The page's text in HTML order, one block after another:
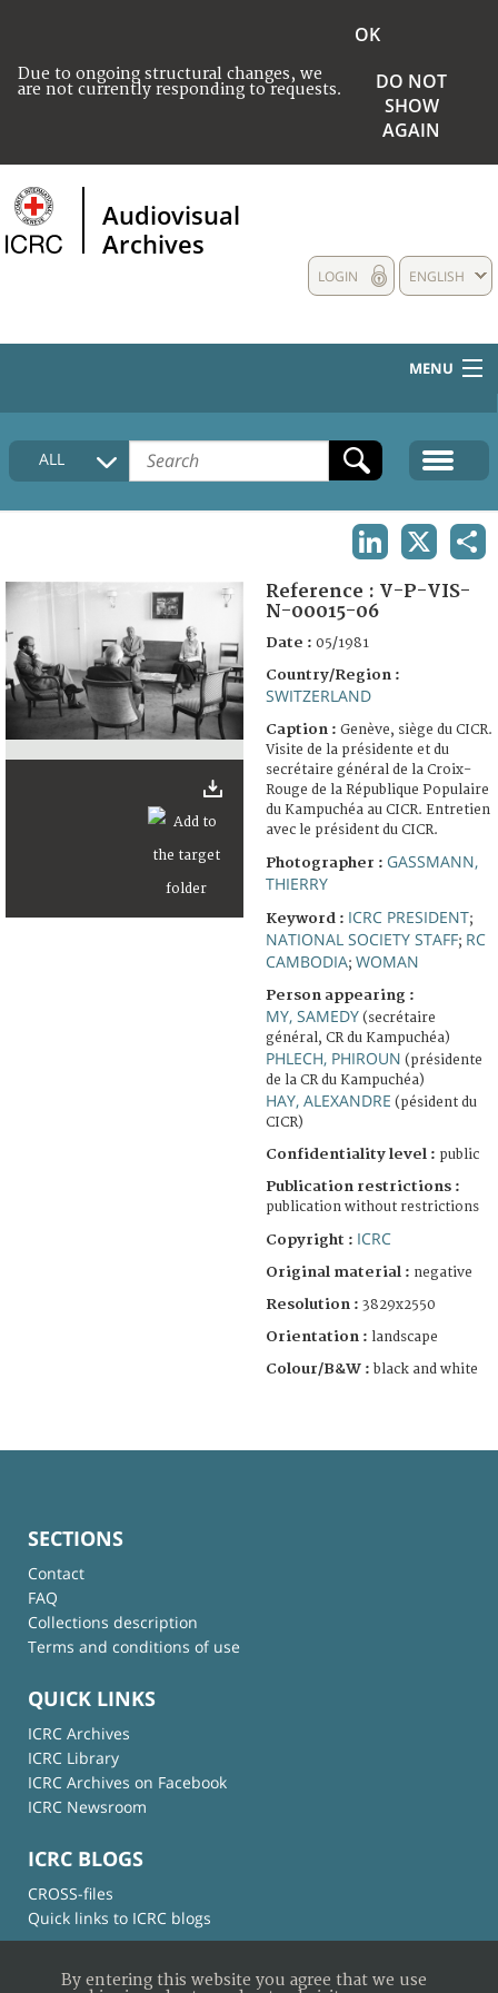
Due to ongoing structural changes, we
are not currently responding to requests.
OK
DO NOT
SHOW
AGAIN
Audiovisual
Archives
ENGLISH
LOGIN
MENU
HOME
COLLECTIONS DESCRIPTION
FAQ
ALL
Reference : V-P-VIS-
N-00015-06
Date : 05/1981
Country/Region :
SWITZERLAND
Caption : Genève, siège du CICR.
Visite de la présidente et du
secrétaire général de la Croix-
Rouge de la République Populaire
du Kampuchéa au CICR. Entretien
avec le président du CICR.
Photographer : GASSMANN,
THIERRY
Keyword : ICRC PRESIDENT;
NATIONAL SOCIETY STAFF; RC
CAMBODIA; WOMAN
Person appearing :
MY, SAMEDY (secrétaire
général, CR du Kampuchéa)
PHLECH, PHIROUN (présidente
de la CR du Kampuchéa)
HAY, ALEXANDRE (pésident du
CICR)
Confidentiality level : public
Publication restrictions :
publication without restrictions
Copyright : ICRC
Original material : negative
Resolution : 3829x2550
Orientation : landscape
Colour/B&W : black and white
SECTIONS
Contact
FAQ
Collections description
Terms and conditions of use
QUICK LINKS
ICRC Archives
ICRC Library
ICRC Archives on Facebook
ICRC Newsroom
ICRC BLOGS
CROSS-files
Quick links to ICRC blogs
By entering this website you agree that we use